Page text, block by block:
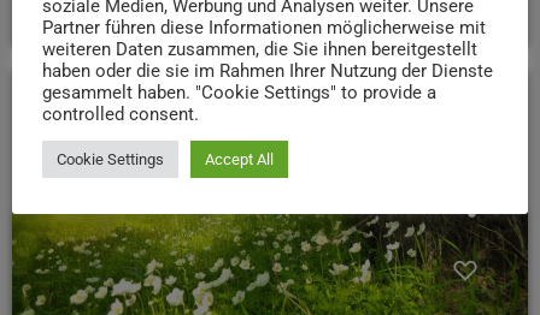
soziale Medien, Werbung und Analysen weiter. Unsere
Partner führen diese Informationen möglicherweise mit
weiteren Daten zusammen, die Sie ihnen bereitgestellt
haben oder die sie im Rahmen Ihrer Nutzung der Dienste
gesammelt haben. "Cookie Settings" to provide a
controlled consent.
Cookie Settings Accept All